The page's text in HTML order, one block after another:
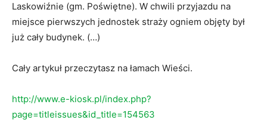
Laskowiźnie (gm. Poświętne). W chwili przyjazdu na
miejsce pierwszych jednostek straży ogniem objęty był
już cały budynek. (…)
Cały artykuł przeczytasz na łamach Wieści.
http://www.e-kiosk.pl/index.php?
page=titleissues&id_title=154563